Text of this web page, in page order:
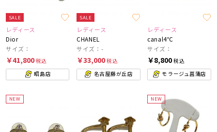
SALE
レディース
Dior
サイズ：
￥41,800税込
昭島店
SALE
レディース
CHANEL
サイズ：-
￥33,000税込
名古屋藤が丘店
レディース
canal4℃
サイズ：
￥8,800税込
モラージュ菖蒲店
NEW NEW